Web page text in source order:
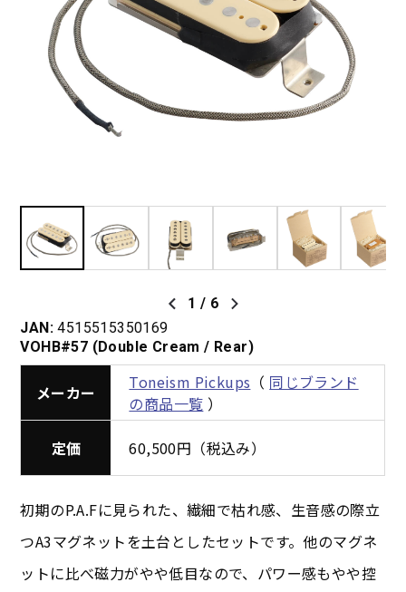
1 / 6
JAN: 4515515350169
VOHB#57 (Double Cream / Rear)
メーカー Toneism Pickups （ 同じブランド
の商品一覧 ）
定価 60,500円（税込み）
初期のP.A.Fに見られた、繊細で枯れ感、生音感の際立
つA3マグネットを土台としたセットです。他のマグネ
ットに比べ磁力がやや低目なので、パワー感もやや控